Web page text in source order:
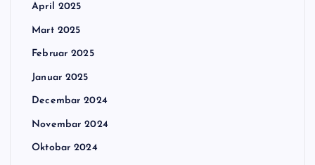
April 2025
Mart 2025
Februar 2025
Januar 2025
Decembar 2024
Novembar 2024
Oktobar 2024